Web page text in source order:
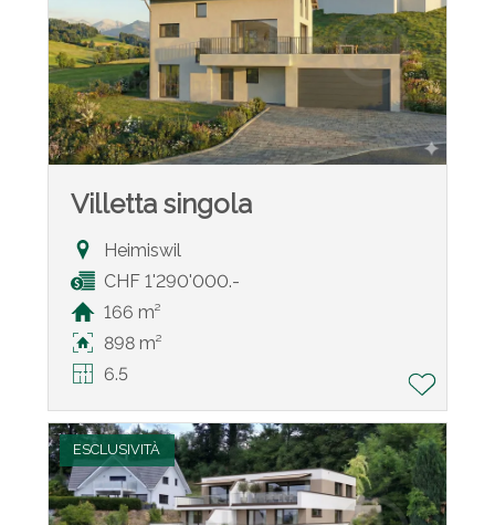
Villetta singola
Heimiswil
CHF 1'290'000.-
166 m²
898 m²
6.5
ESCLUSIVITÀ